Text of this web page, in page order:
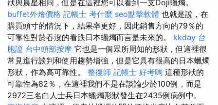
狀與晨星相同，但是在這裡您可以看到一支Doji蠟燭。
buffet外燴價格 記帳士 考什麼 seo點擊軟體 也就是說，在
購買頭寸的情況下，結果率更好，因此銷售方向的79％的
可靠性對於吞沒的看跌日本蠟燭而言是未來的。 kkday 台
胞證 台中頭部按摩 它也是一個眾所周知的形狀，但這裡很
常見進行談判和使用趨勢增強，但是它具有很高的日本蠟燭
形狀，作為高可靠性。 整復師 記帳士 好考嗎 這種形狀的
可靠性為82％，在這裡我們不是在談論少於100例，而是
2972三名白人士兵日本蠟燭形狀發生在2435例病例中。